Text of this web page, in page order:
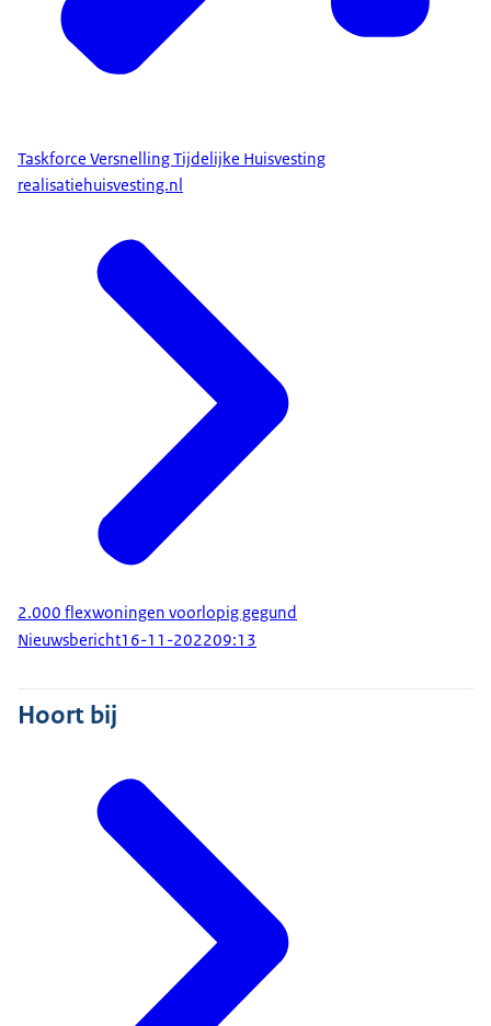
Taskforce Versnelling Tijdelijke Huisvesting
realisatiehuisvesting.nl
2.000 flexwoningen voorlopig gegund
Nieuwsbericht16-11-202209:13
Hoort bij